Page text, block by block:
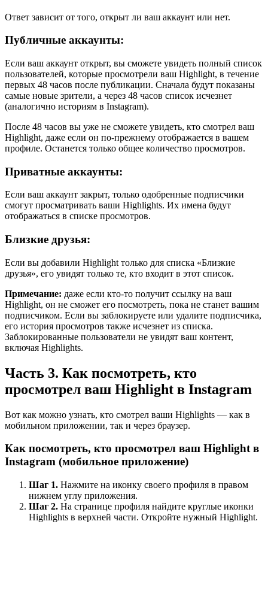
Ответ зависит от того, открыт ли ваш аккаунт или нет.
Публичные аккаунты:
Если ваш аккаунт открыт, вы сможете увидеть полный список
пользователей, которые просмотрели ваш Highlight, в течение
первых 48 часов после публикации. Сначала будут показаны
самые новые зрители, а через 48 часов список исчезнет
(аналогично историям в Instagram).
После 48 часов вы уже не сможете увидеть, кто смотрел ваш
Highlight, даже если он по-прежнему отображается в вашем
профиле. Останется только общее количество просмотров.
Приватные аккаунты:
Если ваш аккаунт закрыт, только одобренные подписчики
смогут просматривать ваши Highlights. Их имена будут
отображаться в списке просмотров.
Близкие друзья:
Если вы добавили Highlight только для списка «Близкие
друзья», его увидят только те, кто входит в этот список.
Примечание: даже если кто-то получит ссылку на ваш
Highlight, он не сможет его посмотреть, пока не станет вашим
подписчиком. Если вы заблокируете или удалите подписчика,
его история просмотров также исчезнет из списка.
Заблокированные пользователи не увидят ваш контент,
включая Highlights.
Часть 3. Как посмотреть, кто
просмотрел ваш Highlight в Instagram
Вот как можно узнать, кто смотрел ваши Highlights — как в
мобильном приложении, так и через браузер.
Как посмотреть, кто просмотрел ваш Highlight в
Instagram (мобильное приложение)
Шаг 1. Нажмите на иконку своего профиля в правом
нижнем углу приложения.
Шаг 2. На странице профиля найдите круглые иконки
Highlights в верхней части. Откройте нужный Highlight.